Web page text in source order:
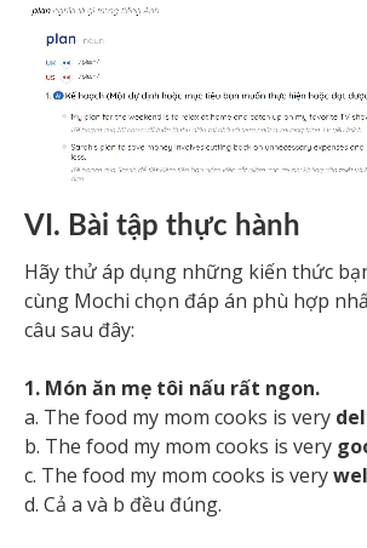
VI. Bài tập thực hành
Hãy thử áp dụng những kiến thức
cùng Mochi chọn đáp án phù hợp
câu sau đây:
1. Món ăn mẹ tôi nấu rất ngon.
a. The food my mom cooks is very
b. The food my mom cooks is very
c. The food my mom cooks is very
d. Cả a và b đều đúng.